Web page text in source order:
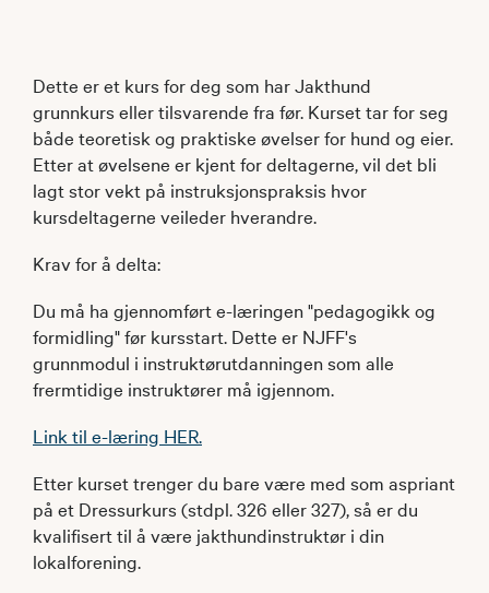
Dette er et kurs for deg som har Jakthund
grunnkurs eller tilsvarende fra før. Kurset tar for seg
både teoretisk og praktiske øvelser for hund og eier.
Etter at øvelsene er kjent for deltagerne, vil det bli
lagt stor vekt på instruksjonspraksis hvor
kursdeltagerne veileder hverandre.
Krav for å delta:
Du må ha gjennomført e-læringen "pedagogikk og
formidling" før kursstart. Dette er NJFF's
grunnmodul i instruktørutdanningen som alle
frermtidige instruktører må igjennom.
Link til e-læring HER.
Etter kurset trenger du bare være med som aspriant
på et Dressurkurs (stdpl. 326 eller 327), så er du
kvalifisert til å være jakthundinstruktør i din
lokalforening.